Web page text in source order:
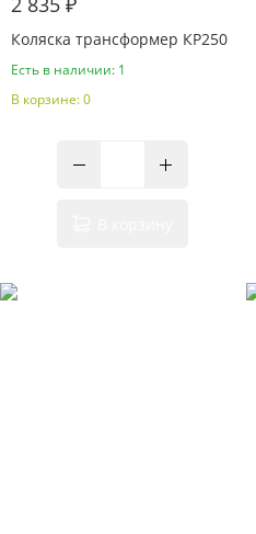
Коляска трансформер КР250
Есть в наличии: 1
В корзине: 0